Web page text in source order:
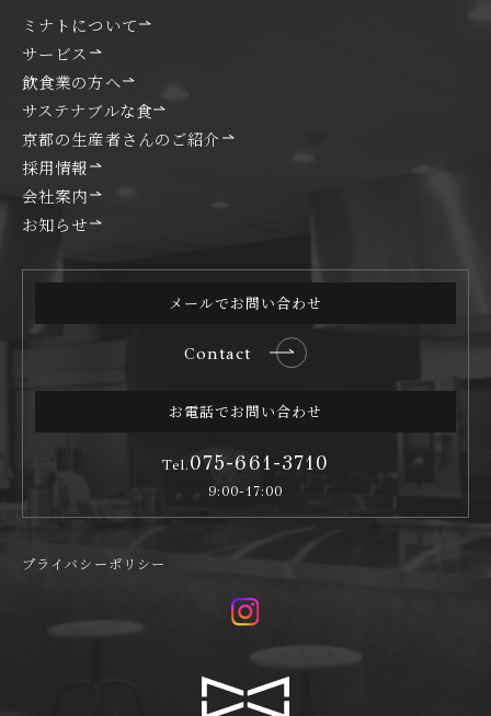
ミナトについて
サービス
飲食業の方へ
サステナブルな食
京都の生産者さんのご紹介
採用情報
会社案内
お知らせ
メールでお問い合わせ
Contact
お電話でお問い合わせ
Tel.075-661-3710
9:00-17:00
プライバシーポリシー